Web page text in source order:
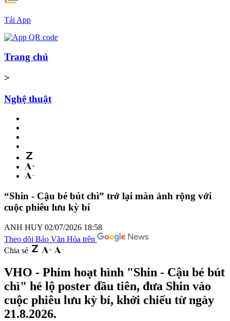
Tải App
Trang chủ
>
Nghệ thuật
“Shin - Cậu bé bút chì” trở lại màn ảnh rộng với
cuộc phiêu lưu kỳ bí
ANH HUY 02/07/2026 18:58
Theo dõi Báo Văn Hóa trên
Chia sẻ
VHO - Phim hoạt hình "Shin - Cậu bé bút
chì" hé lộ poster đầu tiên, đưa Shin vào
cuộc phiêu lưu kỳ bí, khởi chiếu từ ngày
21.8.2026.